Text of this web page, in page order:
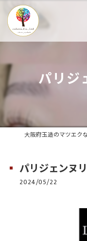
パリ
パリジェンヌ
2024/05/22